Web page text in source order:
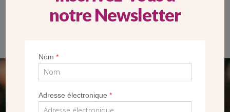
SEUL VOTRE DON
NOUS PERMET D’AGIR
notre Newsletter
Nom*
Adresse électronique*